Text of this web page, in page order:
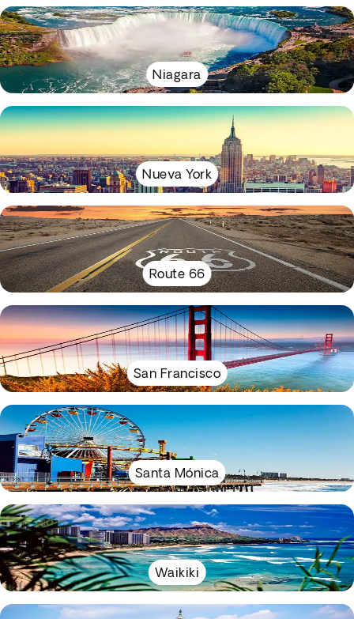
Niagara
Nueva York
Route 66
San Francisco
Santa Mónica
Waikiki